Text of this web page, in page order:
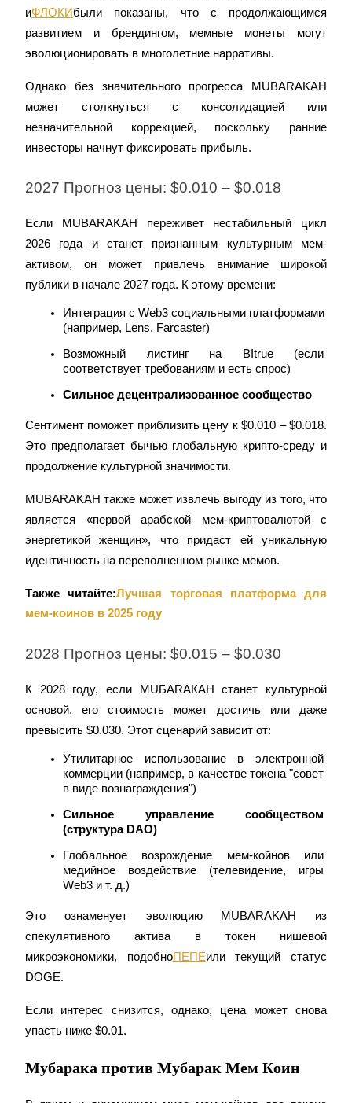
BTC Welcome Rewards
Deposit CASHCAT & Win
Share 500000 CASHCAT prize pool
Exclusive for BitMart Users
Register & Trade to Win 500,000 USDT
Precious Metals Trading Carnival
Trade Gold & Silver · 33,333 USDT Bonus
USDT New User Exclusive 10% APR
USDT Flexible Staking | Daily Rewards
BTC New User Exclusive: 6.5% APR
Выигрывайте призы и эксклюзивные награды
Зарегистрироваться
ЛогинЗарегистрироваться
иФЛОКИбыли показаны, что с продолжающимся
развитием и брендингом, мемные монеты могут
эволюционировать в многолетние нарративы.
Однако без значительного прогресса MUBARAKAH
может столкнуться с консолидацией или
незначительной коррекцией, поскольку ранние
инвесторы начнут фиксировать прибыль.
2027 Прогноз цены: $0.010 – $0.018
Если MUBARAKAH переживет нестабильный цикл
2026 года и станет признанным культурным мем-
активом, он может привлечь внимание широкой
публики в начале 2027 года. К этому времени:
Интеграция с Web3 социальными платформами
(например, Lens, Farcaster)
Возможный листинг на BItrue (если
соответствует требованиям и есть спрос)
Сильное децентрализованное сообщество
Сентимент поможет приблизить цену к $0.010 – $0.018.
Это предполагает бычью глобальную крипто-среду и
продолжение культурной значимости.
MUBARAKAH также может извлечь выгоду из того, что
является «первой арабской мем-криптовалютой с
энергетикой женщин», что придаст ей уникальную
идентичность на переполненном рынке мемов.
Также читайте:Лучшая торговая платформа для
мем-коинов в 2025 году
2028 Прогноз цены: $0.015 – $0.030
К 2028 году, если MUБARAКAH станет культурной
основой, его стоимость может достичь или даже
превысить $0.030. Этот сценарий зависит от:
Утилитарное использование в электронной
коммерции (например, в качестве токена "совет
в виде вознаграждения")
Сильное управление сообществом
(структура DAO)
Глобальное возрождение мем-койнов или
медийное воздействие (телевидение, игры
Web3 и т. д.)
Это ознаменует эволюцию MUBARAKAH из
спекулятивного актива в токен нишевой
микроэкономики, подобноПЕПЕили текущий статус
DOGE.
Если интерес снизится, однако, цена может снова
упасть ниже $0.01.
Мубарака против Мубарак Мем Коин